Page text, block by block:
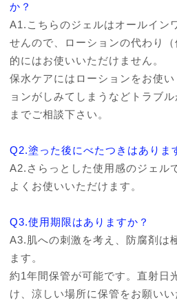
か？
A1.こちらのジェルはオールイン
せんので、ローションの代わり
的にはお使いいただけません。
保水ケアにはローションをお使
ョンがしみてしまうなどトラブ
までご相談下さい。
Q2.塗った後にべたつきはありま
A2.さらっとした使用感のジェル
よくお使いいただけます。
Q3.使用期限はありますか？
A3.肌への刺激を考え、防腐剤は
ます。
約1年間保管が可能です。直射日
け、涼しい場所に保管をお願い